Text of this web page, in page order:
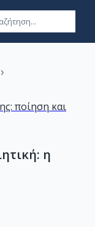
›
ποίηση και
η